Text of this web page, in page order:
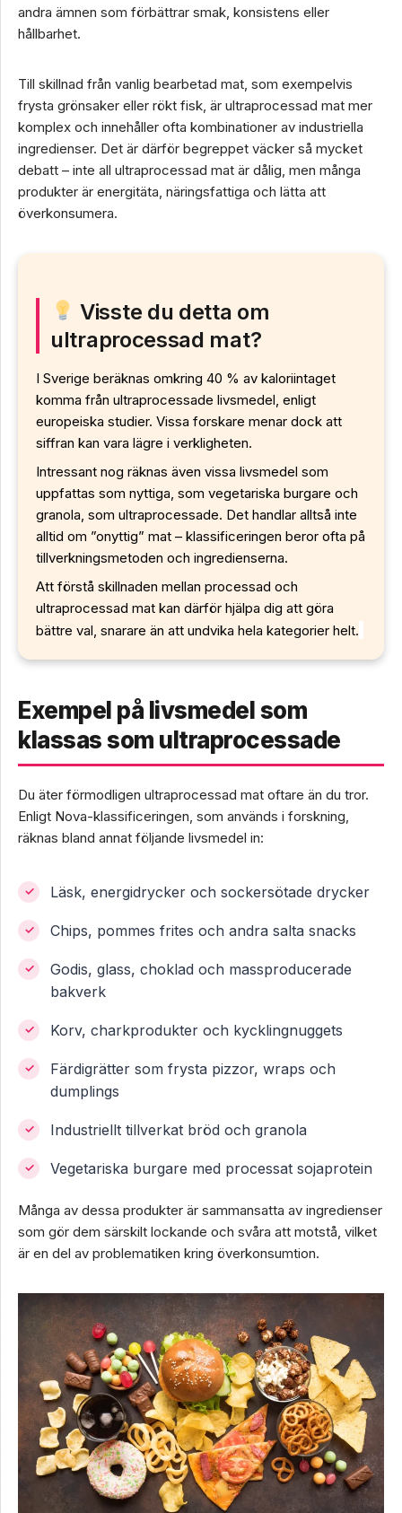
andra ämnen som förbättrar smak, konsistens eller
hållbarhet.
Till skillnad från vanlig bearbetad mat, som exempelvis
frysta grönsaker eller rökt fisk, är ultraprocessad mat mer
komplex och innehåller ofta kombinationer av industriella
ingredienser. Det är därför begreppet väcker så mycket
debatt – inte all ultraprocessad mat är dålig, men många
produkter är energitäta, näringsfattiga och lätta att
överkonsumera.
Visste du detta om
ultraprocessad mat?
I Sverige beräknas omkring 40 % av kaloriintaget
komma från ultraprocessade livsmedel, enligt
europeiska studier. Vissa forskare menar dock att
siffran kan vara lägre i verkligheten.
Intressant nog räknas även vissa livsmedel som
uppfattas som nyttiga, som vegetariska burgare och
granola, som ultraprocessade. Det handlar alltså inte
alltid om ”onyttig” mat – klassificeringen beror ofta på
tillverkningsmetoden och ingredienserna.
Att förstå skillnaden mellan processad och
ultraprocessad mat kan därför hjälpa dig att göra
bättre val, snarare än att undvika hela kategorier helt.
Exempel på livsmedel som
klassas som ultraprocessade
Du äter förmodligen ultraprocessad mat oftare än du tror.
Enligt Nova-klassificeringen, som används i forskning,
räknas bland annat följande livsmedel in:
Läsk, energidrycker och sockersötade drycker
Chips, pommes frites och andra salta snacks
Godis, glass, choklad och massproducerade
bakverk
Korv, charkprodukter och kycklingnuggets
Färdigrätter som frysta pizzor, wraps och
dumplings
Industriellt tillverkat bröd och granola
Vegetariska burgare med processat sojaprotein
Många av dessa produkter är sammansatta av ingredienser
som gör dem särskilt lockande och svåra att motstå, vilket
är en del av problematiken kring överkonsumtion.